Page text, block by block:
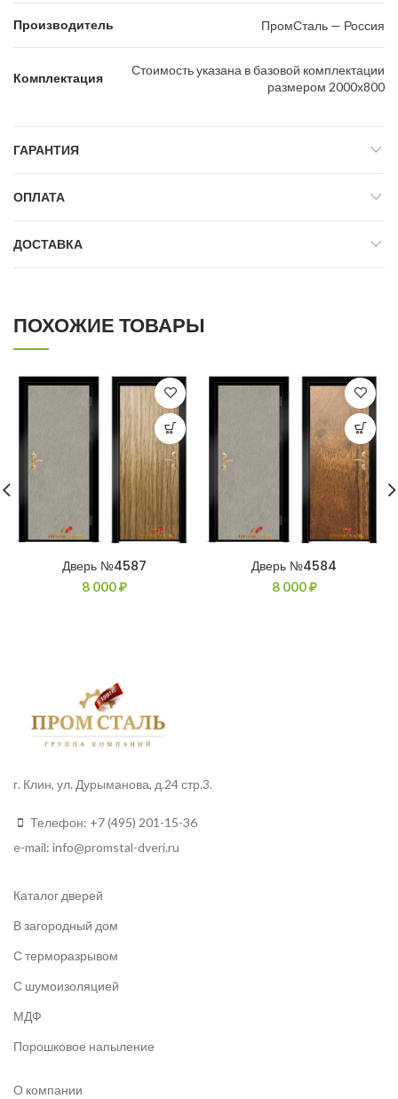
Производитель ПромСталь — Россия
Комплектация
Стоимость указана в базовой комплектации
размером 2000х800
ГАРАНТИЯ
ОПЛАТА
ДОСТАВКА
ПОХОЖИЕ ТОВАРЫ
Дверь №4587
8 000₽
Дверь №4584
8 000₽
г. Клин, ул. Дурыманова, д.24 стр.3.
Телефон: +7 (495) 201-15-36
e-mail: info@promstal-dveri.ru
Каталог дверей
В загородный дом
С терморазрывом
С шумоизоляцией
МДФ
Порошковое напыление
О компании